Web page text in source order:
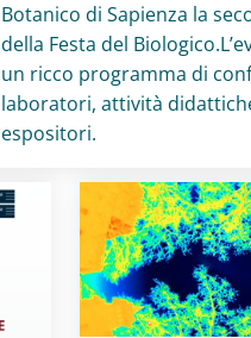
Botanico di Sapienza la
della Festa del
un ricco programma di
laboratori, attività
espositori.